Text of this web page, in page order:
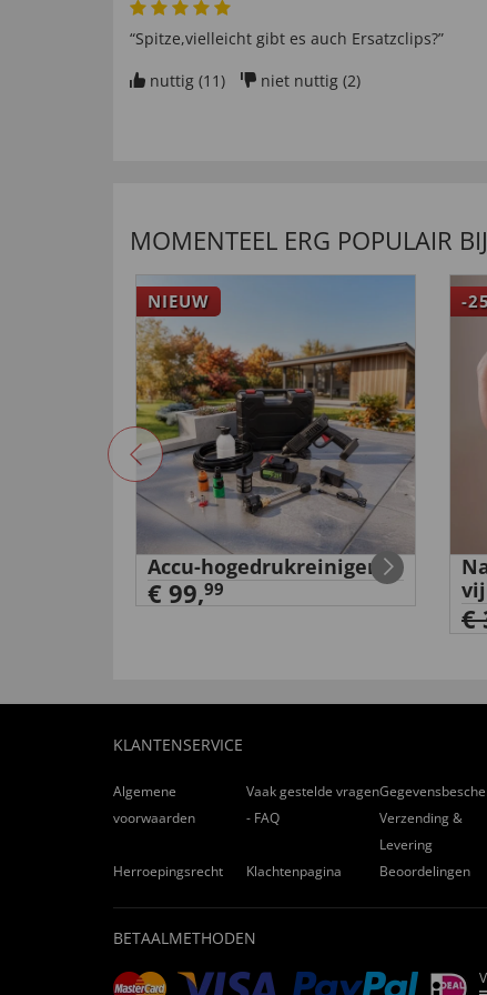
“Spitze,vielleicht gibt es auch Ersatzclips?”
nuttig (11) niet nuttig (2)
MOMENTEEL ERG POPULAIR
NIEUW
Accu-hogedrukreiniger
€ 99,99
-
€
KLANTENSERVICE
Algemene
voorwaarden
Vaak gestelde vragen
- FAQ
Verzending &
Levering
Herroepingsrecht
Klachtenpagina Beoordelingen
BETAALMETHODEN